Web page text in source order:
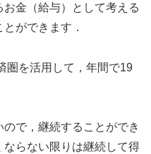
金（給与）として考える
ができます．
圏を活用して，年間で19
で，継続することができ
ならない限りは継続して得